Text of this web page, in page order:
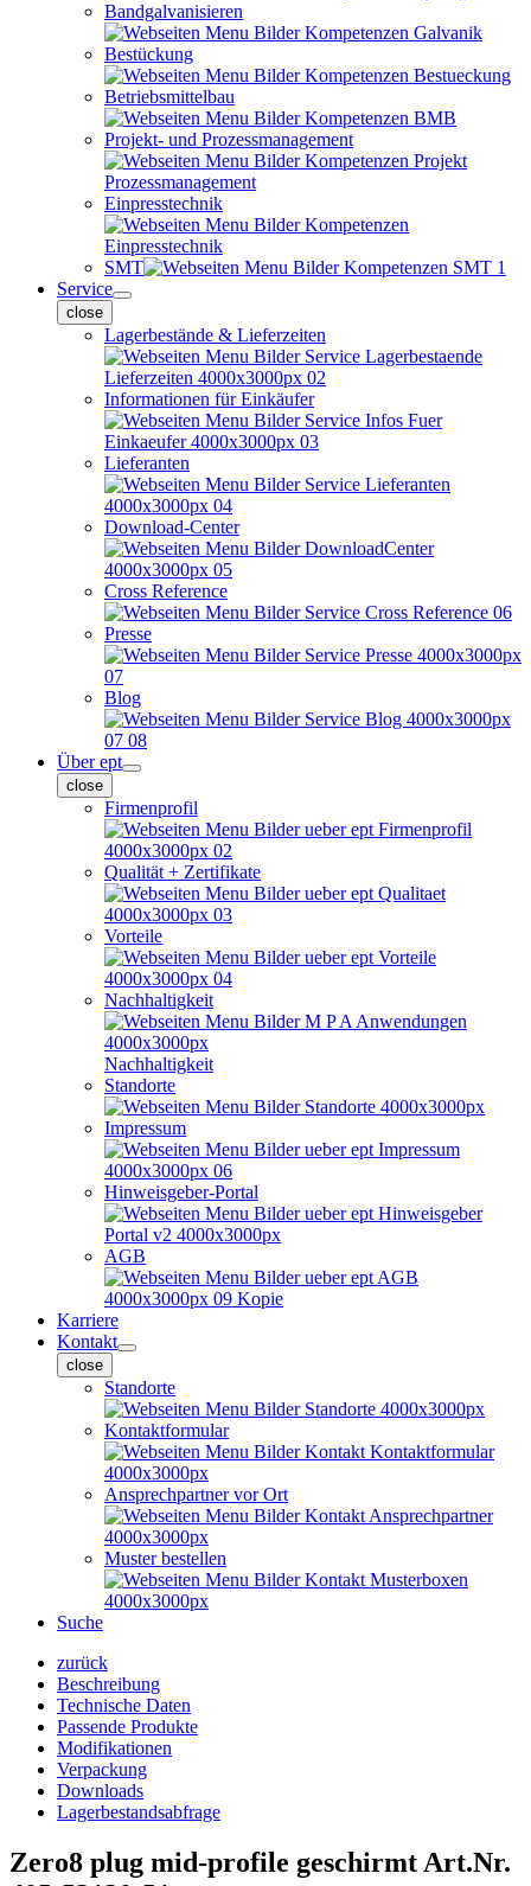
Bandgalvanisieren
Bestückung
Betriebsmittelbau
Projekt- und Prozessmanagement
Einpresstechnik
SMT
Service
close
Lagerbestände & Lieferzeiten
Informationen für Einkäufer
Lieferanten
Download-Center
Cross Reference
Presse
Blog
Über ept
close
Firmenprofil
Qualität + Zertifikate
Vorteile
Nachhaltigkeit
Nachhaltigkeit
Standorte
Impressum
Hinweisgeber-Portal
AGB
Karriere
Kontakt
close
Standorte
Kontaktformular
Ansprechpartner vor Ort
Muster bestellen
Suche
zurück
Beschreibung
Technische Daten
Passende Produkte
Modifikationen
Verpackung
Downloads
Lagerbestandsabfrage
Zero8 plug mid-profile geschirmt Art.Nr.